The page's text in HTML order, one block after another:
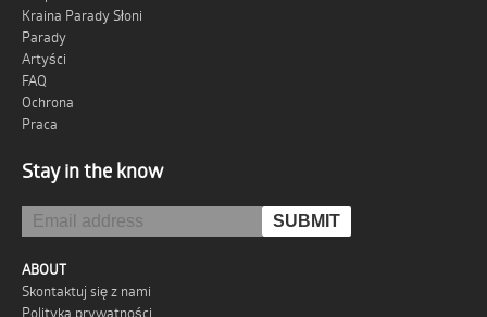
Kraina Parady Słoni
Parady
Artyści
FAQ
Ochrona
Praca
Stay in the know
ABOUT
Skontaktuj się z nami
Polityka prywatności